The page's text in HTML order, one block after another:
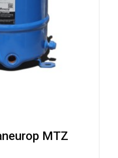
MTZ